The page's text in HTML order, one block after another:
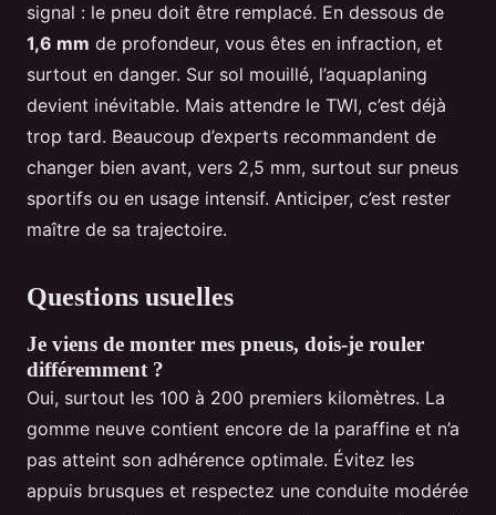
signal : le pneu doit être remplacé. En dessous de
1,6 mm de profondeur, vous êtes en infraction, et
surtout en danger. Sur sol mouillé, l’aquaplaning
devient inévitable. Mais attendre le TWI, c’est déjà
trop tard. Beaucoup d’experts recommandent de
changer bien avant, vers 2,5 mm, surtout sur pneus
sportifs ou en usage intensif. Anticiper, c’est rester
maître de sa trajectoire.
Questions usuelles
Je viens de monter mes pneus, dois-je rouler
différemment ?
Oui, surtout les 100 à 200 premiers kilomètres. La
gomme neuve contient encore de la paraffine et n’a
pas atteint son adhérence optimale. Évitez les
appuis brusques et respectez une conduite modérée